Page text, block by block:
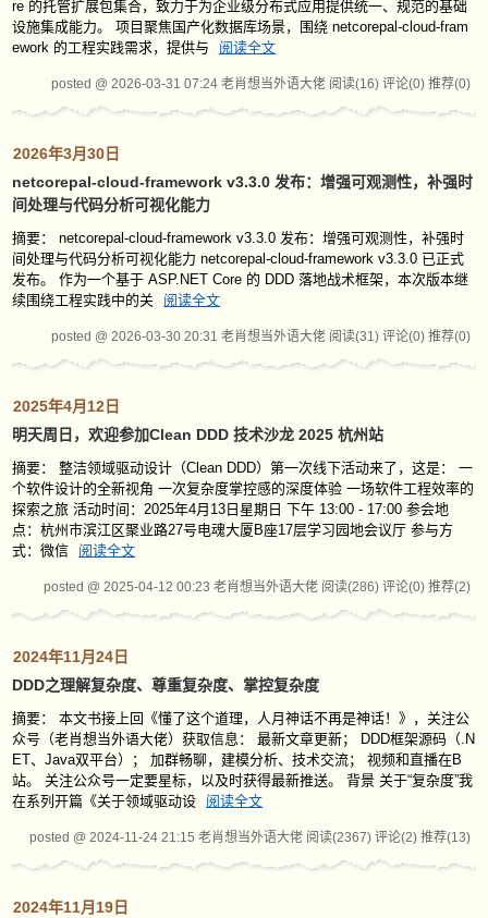
re 的托管扩展包集合，致力于为企业级分布式应用提供统一、规范的基础
设施集成能力。 项目聚焦国产化数据库场景，围绕 netcorepal-cloud-fram
ework 的工程实践需求，提供与
阅读全文
posted @ 2026-03-31 07:24 老肖想当外语大佬 阅读(16) 评论(0) 推荐(0)
2026年3月30日
netcorepal-cloud-framework v3.3.0 发布：增强可观测性，补强时
间处理与代码分析可视化能力
摘要： netcorepal-cloud-framework v3.3.0 发布：增强可观测性，补强时
间处理与代码分析可视化能力 netcorepal-cloud-framework v3.3.0 已正式
发布。 作为一个基于 ASP.NET Core 的 DDD 落地战术框架，本次版本继
续围绕工程实践中的关
阅读全文
posted @ 2026-03-30 20:31 老肖想当外语大佬 阅读(31) 评论(0) 推荐(0)
2025年4月12日
明天周日，欢迎参加Clean DDD 技术沙龙 2025 杭州站
摘要： 整洁领域驱动设计（Clean DDD）第一次线下活动来了，这是： 一
个软件设计的全新视角 一次复杂度掌控感的深度体验 一场软件工程效率的
探索之旅 活动时间：2025年4月13日星期日 下午 13:00 - 17:00 参会地
点：杭州市滨江区聚业路27号电魂大厦B座17层学习园地会议厅 参与方
式：微信
阅读全文
posted @ 2025-04-12 00:23 老肖想当外语大佬 阅读(286) 评论(0) 推荐(2)
2024年11月24日
DDD之理解复杂度、尊重复杂度、掌控复杂度
摘要： 本文书接上回《懂了这个道理，人月神话不再是神话！》，关注公
众号（老肖想当外语大佬）获取信息： 最新文章更新； DDD框架源码（.N
ET、Java双平台）； 加群畅聊，建模分析、技术交流； 视频和直播在B
站。 关注公众号一定要星标，以及时获得最新推送。 背景 关于“复杂度”我
在系列开篇《关于领域驱动设
阅读全文
posted @ 2024-11-24 21:15 老肖想当外语大佬 阅读(2367) 评论(2) 推荐(13)
2024年11月19日